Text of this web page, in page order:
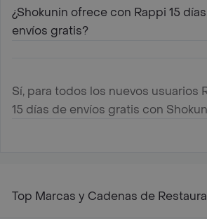
¿Shokunin ofrece con Rappi 15
envíos gratis?
Sí, para todos los nuevos usuarios
15 días de envíos gratis con
Top Marcas y Cadenas de